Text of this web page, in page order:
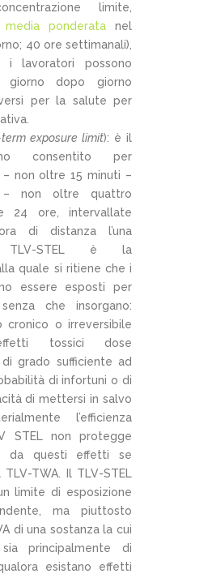
limite,
media ponderata nel
40 ore settimanali),
lavoratori possono
giorno dopo giorno
per la salute per
exposure limit): è il
consentito per
– non oltre 15 minuti –
– non oltre quattro
24 ore, intervallate
di distanza l’una
TLV-STEL è la
quale si ritiene che i
essere esposti per
che insorgano:
cronico o irreversibile
tossici dose
di grado sufficiente ad
di infortuni o di
di mettersi in salvo
l’efficienza
STEL non protegge
da questi effetti se
TWA. Il TLV-STEL
limite di esposizione
ma piuttosto
di una sostanza la cui
principalmente di
esistano effetti